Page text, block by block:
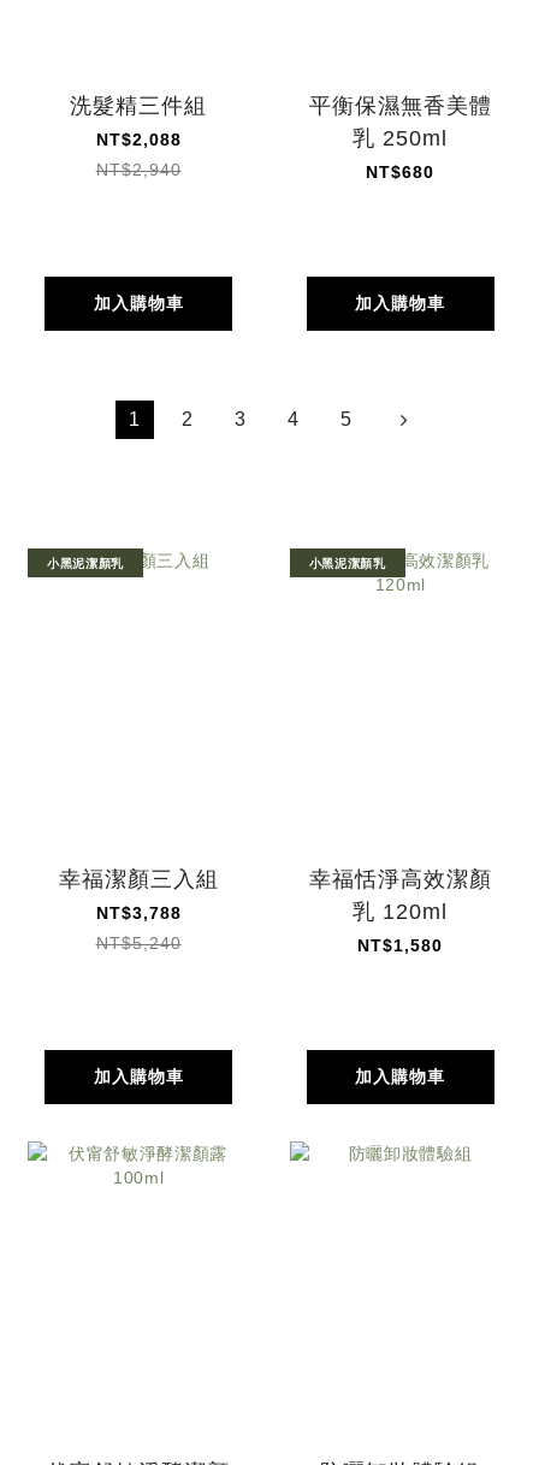
洗髮精三件組
NT$2,088
NT$2,940
加入購物車
平衡保濕無香美體
乳 250ml
NT$680
加入購物車
1 2 3 4 5
小黑泥潔顏乳
幸福潔顏三入組
NT$3,788
NT$5,240
加入購物車
小黑泥潔顏乳
幸福恬淨高效潔顏
乳 120ml
NT$1,580
加入購物車